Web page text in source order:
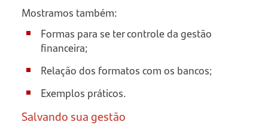
Mostramos também:
Formas para se ter controle da gestão
financeira;
Relação dos formatos com os bancos;
Exemplos práticos.
Salvando sua gestão